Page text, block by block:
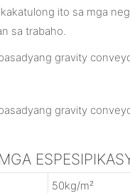
ito sa mga
sa trabaho.
50kg/m²